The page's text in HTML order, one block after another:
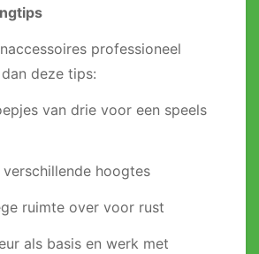
professioneel
deze tips:
van drie voor een speels
hoogtes
ruimte over voor rust
als basis en werk met